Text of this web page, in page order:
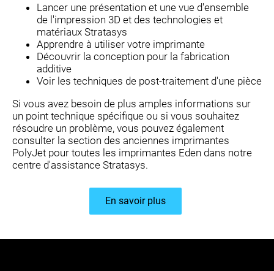
Lancer une présentation et une vue d'ensemble
de l'impression 3D et des technologies et
matériaux Stratasys
Apprendre à utiliser votre imprimante
Découvrir la conception pour la fabrication
additive
Voir les techniques de post-traitement d'une pièce
Si vous avez besoin de plus amples informations sur
un point technique spécifique ou si vous souhaitez
résoudre un problème, vous pouvez également
consulter la section des anciennes imprimantes
PolyJet pour toutes les imprimantes Eden dans notre
centre d'assistance Stratasys.
En savoir plus